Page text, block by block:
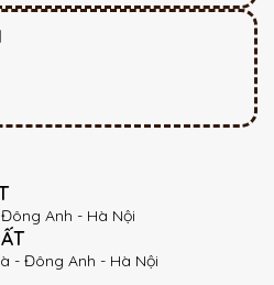
Anh - Hà Nội
- Đông Anh - Hà Nội